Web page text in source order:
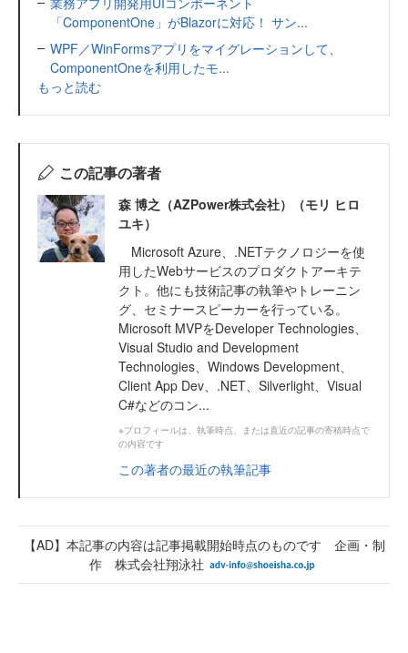
「ComponentOne」がBlazorに対応！ サン...
WPF／WinFormsアプリをマイグレーションして、
ComponentOneを利用したモ...
もっと読む
この記事の著者
森 博之（AZPower株式会社）（モリ ヒロ
ユキ）
Microsoft Azure、.NETテクノロジーを使
用したWebサービスのプロダクトアーキテ
クト。他にも技術記事の執筆やトレーニン
グ、セミナースピーカーを行っている。
Microsoft MVPをDeveloper Technologies、
Visual Studio and Development
Technologies、Windows Development、
Client App Dev、.NET、Silverlight、Visual
C#などのコン...
※プロフィールは、執筆時点、または直近の記事の寄稿時点で
の内容です
この著者の最近の執筆記事
【AD】本記事の内容は記事掲載開始時点のものです 企画・制
作 株式会社翔泳社